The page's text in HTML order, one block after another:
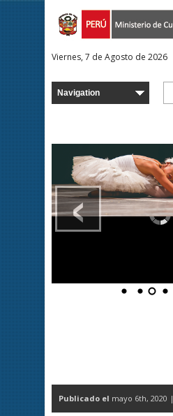
Viernes, 7 de Agosto de 2026
‹
Publicado el mayo 6th, 2020 |